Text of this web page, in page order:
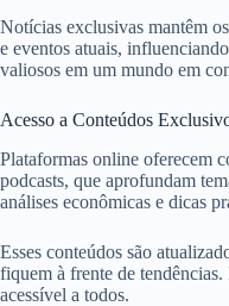
Notícias exclusivas mantêm
e eventos atuais,
valiosos em um mundo em
Acesso a Conteúdos
Plataformas online oferecem
podcasts, que aprofundam
análises econômicas e dicas
Esses conteúdos são
fiquem à frente de
acessível a todos.